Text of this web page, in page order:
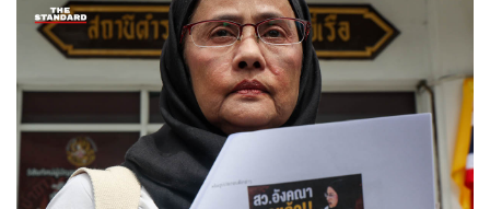
ABOUT THE AUTHOR
อนุชิต ไกรวิจิตร
Content Creator ประจำกองบรรณาธิการข่าว
กีฬา สำนักข่าว THE STANDARD ผู้มีงาน